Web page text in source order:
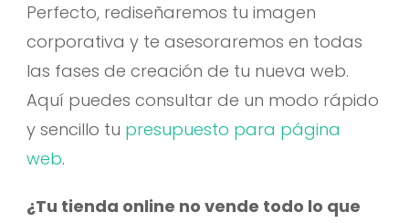
Perfecto, rediseñaremos tu imagen
corporativa y te asesoraremos en todas
las fases de creación de tu nueva web.
Aquí puedes consultar de un modo rápido
y sencillo tu presupuesto para página
web.
¿Tu tienda online no vende todo lo que